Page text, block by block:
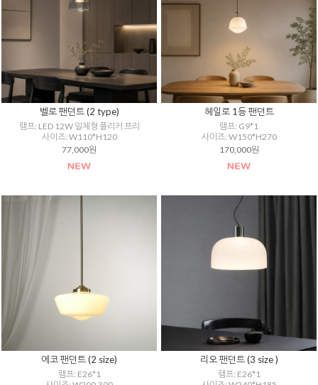
벨로 팬던트 (2 type)
램프: LED 12W 일체형 플리커 프리
사이즈: W110*H120
77,000원
헤일로 1등 팬던트
램프: G9*1
사이즈: W150*H270
170,000원
에코 팬던트 (2 size)
램프: E26*1
리오 팬던트 (3 size )
램프: E26*1